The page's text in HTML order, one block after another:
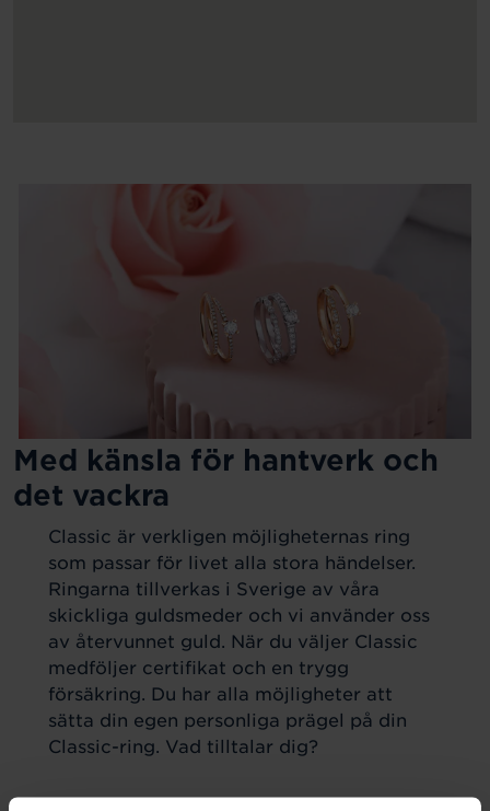
Med känsla för hantverk och
det vackra
Classic är verkligen möjligheternas ring
som passar för livet alla stora händelser.
Ringarna tillverkas i Sverige av våra
skickliga guldsmeder och vi använder oss
av återvunnet guld. När du väljer Classic
medföljer certifikat och en trygg
försäkring. Du har alla möjligheter att
sätta din egen personliga prägel på din
Classic-ring. Vad tilltalar dig?